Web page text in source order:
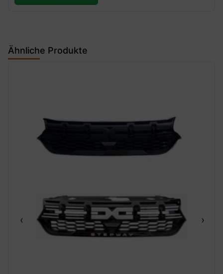
Ähnliche Produkte
‹ ›